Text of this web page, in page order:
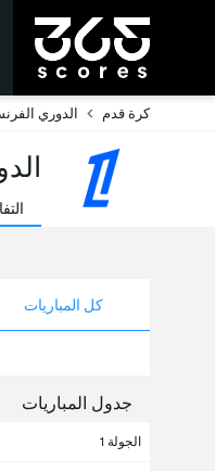
كرة قدم الدوري
كل المباريات
جدول المباريات
الجولة 1